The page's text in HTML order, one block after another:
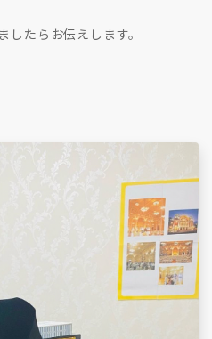
したらお伝えします。